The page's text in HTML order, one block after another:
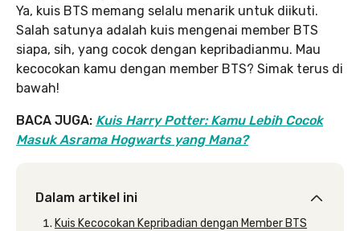
Ya, kuis BTS memang selalu menarik untuk diikuti.
Salah satunya adalah kuis mengenai member BTS
siapa, sih, yang cocok dengan kepribadianmu. Mau
kecocokan kamu dengan member BTS? Simak terus di
bawah!
BACA JUGA: Kuis Harry Potter: Kamu Lebih Cocok
Masuk Asrama Hogwarts yang Mana?
Dalam artikel ini
Kuis Kecocokan Kepribadian dengan Member BTS